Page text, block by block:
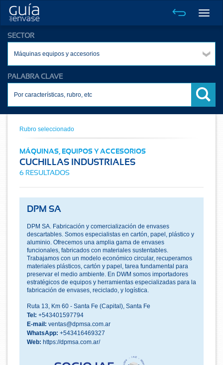
Toggle
SECTOR
Máquinas equipos y accesorios
PALABRA CLAVE
Rubro seleccionado
MÁQUINAS, EQUIPOS Y ACCESORIOS
CUCHILLAS INDUSTRIALES
6 RESULTADOS
DPM SA
DPM SA. Fabricación y comercialización de envases
descartables. Somos especialistas en cartón, papel, plástico y
aluminio. Ofrecemos una amplia gama de envases
funcionales, fabricados con materiales sustentables.
Trabajamos con un modelo económico circular, recuperamos
materiales plásticos, cartón y papel, tarea fundamental para
preservar el medio ambiente. En DWM somos importadores
estratégicos de equipos y herramientas especializadas para la
fabricación de envases, reciclado, y logística.
Ruta 13, Km 60 - Santa Fe (Capital), Santa Fe
Tel: +543401597794
E-mail: ventas@dpmsa.com.ar
WhatsApp: +543416469327
Web: https://dpmsa.com.ar/